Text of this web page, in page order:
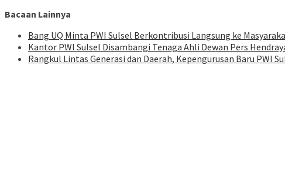
Bacaan Lainnya
Bang UQ Minta PWI Sulsel Berkontribusi Langsung ke
Kantor PWI Sulsel Disambangi Tenaga Ahli Dewan Pers
Rangkul Lintas Generasi dan Daerah, Kepengurusan Baru PWI